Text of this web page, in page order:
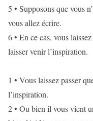
5 • Supposons que vous
vous allez écrire.
6 • En ce cas, vous
laisser venir l’inspiration.
* *
1 • Vous laissez passer
l’inspiration.
2 • Ou bien il vous vient